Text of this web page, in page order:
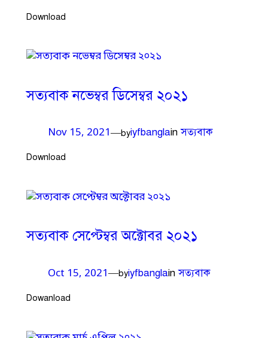
Download
সত্যবাক নভেম্বর ডিসেম্বর ২০২১
Nov 15, 2021—byiyfbanglainসত্যবাক
Download
সত্যবাক সেপ্টেম্বর অক্টোবর ২০২১
Oct 15, 2021—byiyfbanglainসত্যবাক
Dowanload